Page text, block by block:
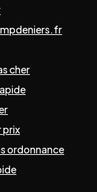
cher
prix
ordonnance